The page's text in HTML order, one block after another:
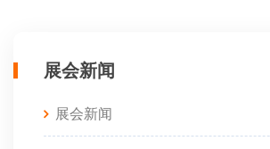
展会新闻
展会新闻